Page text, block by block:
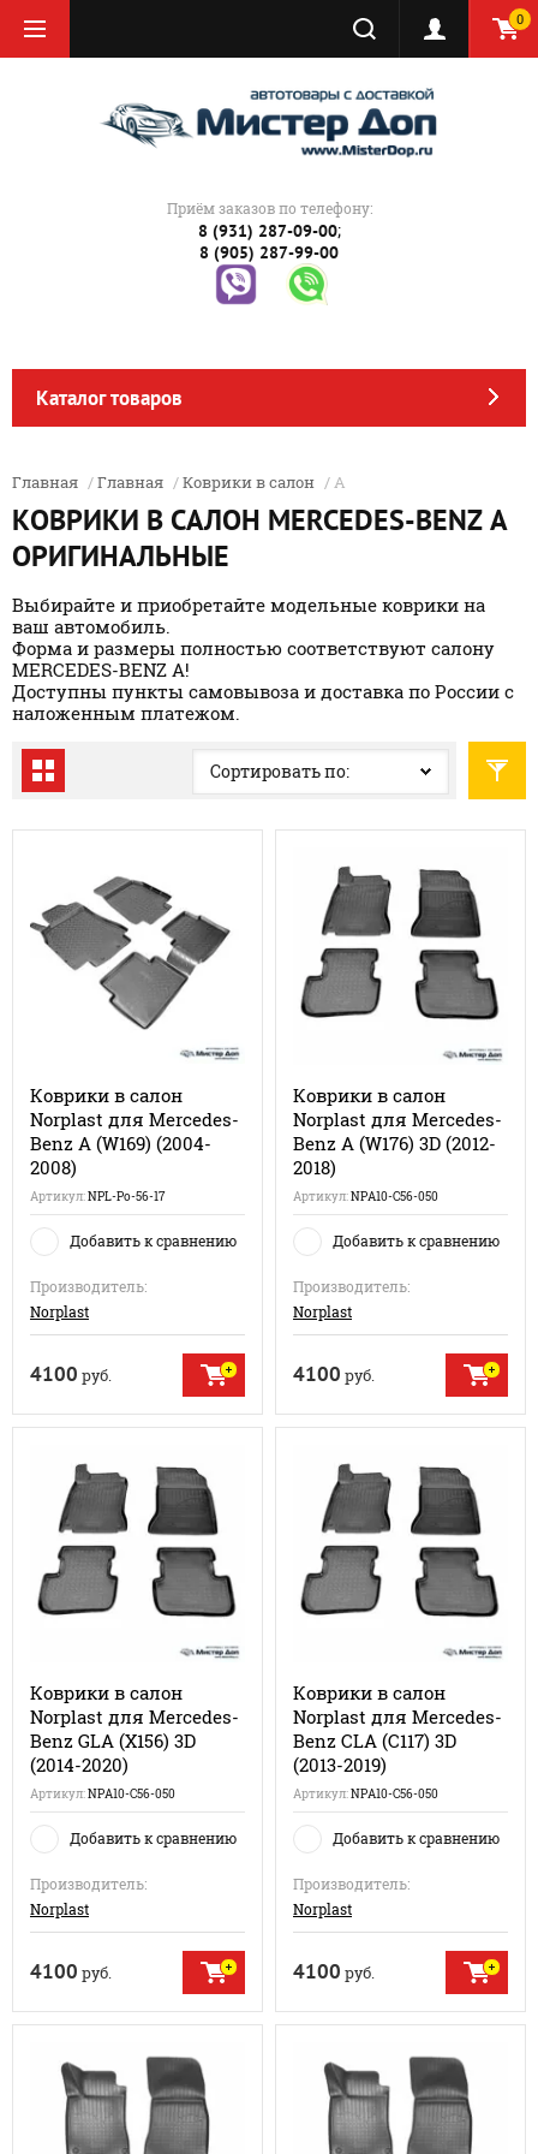
0
Приём заказов по телефону:
8 (931) 287-09-00;
8 (905) 287-99-00
Каталог товаров
Главная /Главная /Коврики в салон / A
КОВРИКИ В САЛОН MERCEDES-BENZ A
ОРИГИНАЛЬНЫЕ
Выбирайте и приобретайте модельные коврики на
ваш автомобиль.
Форма и размеры полностью соответствуют салону
MERCEDES-BENZ A!
Доступны пункты самовывоза и доставка по России с
наложенным платежом.
Сортировать по:
Коврики в салон
Norplast для Mercedes-
Benz A (W169) (2004-
2008)
Артикул:NPL-Po-56-17
Добавить к сравнению
Производитель:
Norplast
4100 руб.
Коврики в салон
Norplast для Mercedes-
Benz A (W176) 3D (2012-
2018)
Артикул:NPA10-C56-050
Добавить к сравнению
Производитель:
Norplast
4100 руб.
Коврики в салон
Norplast для Mercedes-
Benz GLA (X156) 3D
(2014-2020)
Артикул:NPA10-C56-050
Добавить к сравнению
Производитель:
Norplast
4100 руб.
Коврики в салон
Norplast для Mercedes-
Benz CLA (C117) 3D
(2013-2019)
Артикул:NPA10-C56-050
Добавить к сравнению
Производитель:
Norplast
4100 руб.